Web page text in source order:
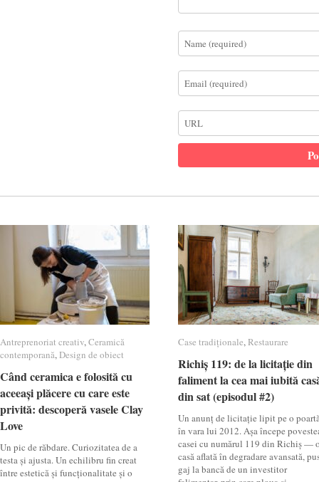
Antreprenoriat creativ,Ceramică
contemporană,Design de obiect
Când ceramica e folosită cu
aceeași plăcere cu care este
privită: descoperă vasele Clay
Love
Un pic de răbdare. Curiozitatea de a
testa și ajusta. Un echilibru fin creat
între estetică și funcționalitate și o
Antreprenoriat creativ Ceramică
contemporană Design de obiect
Când ceramica e folosită cu
aceeași plăcere cu care este
privită: descoperă vasele Clay
Love
Case tradiționale,Restaurare
Richiș 119: de la licitație din
faliment la cea mai iubită
din sat (episodul #2)
Un anunț de licitație lipit pe o
în vara lui 2012. Așa începe
casei cu numărul 119 din Richiș —
casă aflată în degradare avansată,
gaj la bancă de un investitor
Case tradiționale Restaurare
Richiș 119: de la licitație din
faliment la cea mai iubită
din sat (episodul #2)